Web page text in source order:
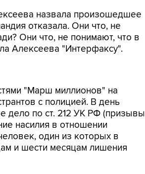
назвала произошедшее
отказала. Они что, не
Они что, не понимают, что в
Алексеева "Интерфаксу".
"Марш миллионов" на
с полицией. В день
дело по ст. 212 УК РФ (призывы
насилия в отношении
один из которых в
и шести месяцам лишения